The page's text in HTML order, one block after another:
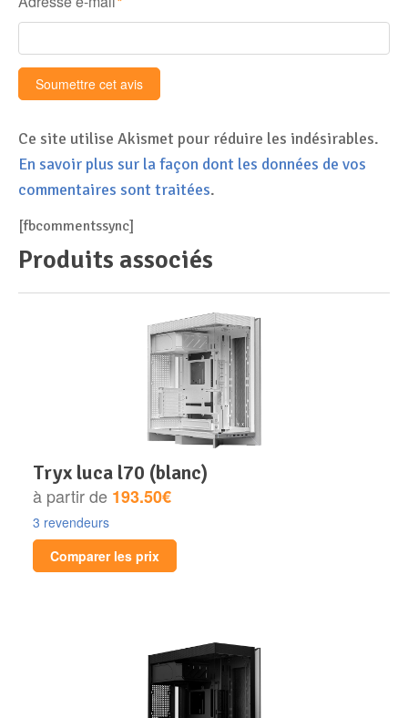
Ce site utilise Akismet pour réduire les indésirables.
En savoir plus sur la façon dont les données de vos
commentaires sont traitées.
[fbcommentssync]
Produits associés
tryx luca l70 (blanc)
à partir de 193.50€
3 revendeurs
Comparer les prix